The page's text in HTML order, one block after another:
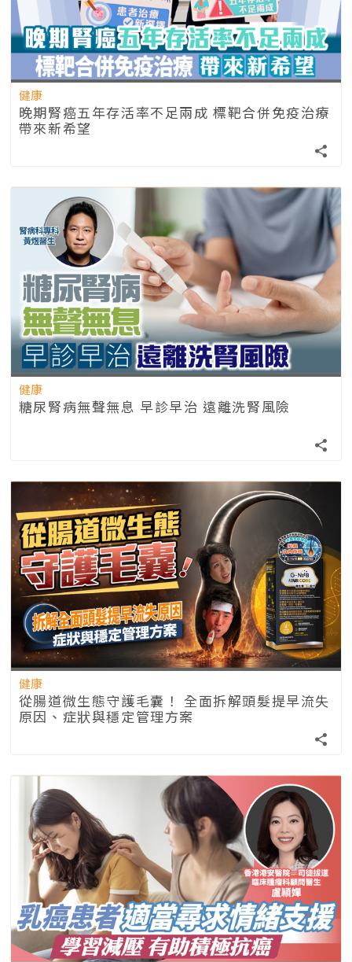
健康
晚期腎癌五年存活率不足兩成 標靶合併免疫治療
帶來新希望
健康
糖尿腎病無聲無息 早診早治 遠離洗腎風險
健康
從腸道微生態守護毛囊！ 全面拆解頭髮提早流失
原因、症狀與穩定管理方案